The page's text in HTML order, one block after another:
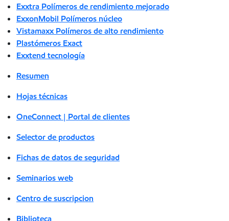
Exxtra Polímeros de rendimiento mejorado
ExxonMobil Polímeros núcleo
Vistamaxx Polímeros de alto rendimiento
Plastómeros Exact
Exxtend tecnología
Resumen
Hojas técnicas
OneConnect | Portal de clientes
Selector de productos
Fichas de datos de seguridad
Seminarios web
Centro de suscripcion
Biblioteca